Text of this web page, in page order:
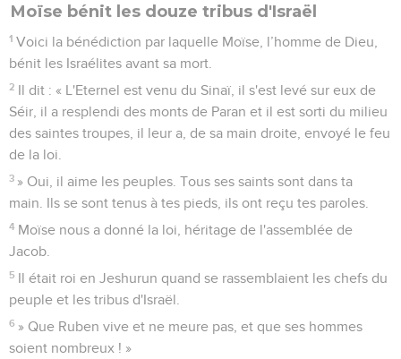
Moïse bénit les douze tribus d'Israël
1 Voici la bénédiction par laquelle Moïse, l’homme de Dieu,
bénit les Israélites avant sa mort.
2 Il dit : « L'Eternel est venu du Sinaï, il s'est levé sur eux de
Séir, il a resplendi des monts de Paran et il est sorti du milieu
des saintes troupes, il leur a, de sa main droite, envoyé le feu
de la loi.
3 » Oui, il aime les peuples. Tous ses saints sont dans ta
main. Ils se sont tenus à tes pieds, ils ont reçu tes paroles.
4 Moïse nous a donné la loi, héritage de l'assemblée de
Jacob.
5 Il était roi en Jeshurun quand se rassemblaient les chefs du
peuple et les tribus d'Israël.
6 » Que Ruben vive et ne meure pas, et que ses hommes
soient nombreux ! »